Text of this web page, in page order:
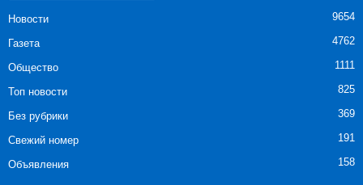
Новости 9654
Газета 4762
Общество 1111
Топ новости 825
Без рубрики 369
Свежий номер 191
Объявления 158